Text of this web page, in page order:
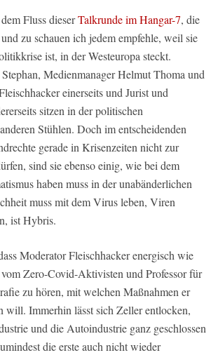
Fluss dieserTalkrunde im Hangar-7, die
zu schauen ich jedem empfehle, weil sie
ist, in der Westeuropa steckt.
Medienmanager Helmut Thoma und
einerseits und Jurist und
sitzen in der politischen
Stühlen. Doch im entscheidenden
gerade in Krisenzeiten nicht zur
sind sie ebenso einig, wie bei dem
haben muss in der unabänderlichen
muss mit dem Virus leben, Viren
ist Hybris.
Moderator Fleischhacker energisch wie
Zero-Covid-Aktivisten und Professor für
zu hören, mit welchen Maßnahmen er
will. Immerhin lässt sich Zeller entlocken,
und die Autoindustrie ganz geschlossen
die erste auch nicht wieder